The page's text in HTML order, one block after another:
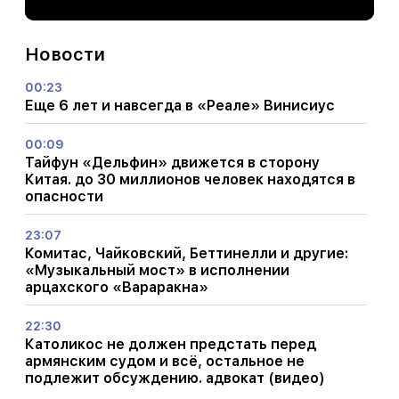
Новости
00:23
Еще 6 лет и навсегда в «Реале» Винисиус
00:09
Тайфун «Дельфин» движется в сторону
Китая. до 30 миллионов человек находятся в
опасности
23:07
Комитас, Чайковский, Беттинелли и другие:
«Музыкальный мост» в исполнении
арцахского «Вараракна»
22:30
Католикос не должен предстать перед
армянским судом и всё, остальное не
подлежит обсуждению. адвокат (видео)